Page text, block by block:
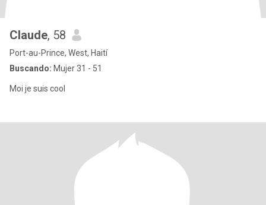
Claude, 58
Port-au-Prince, West, Haití
Buscando: Mujer 31 - 51
Moi je suis cool